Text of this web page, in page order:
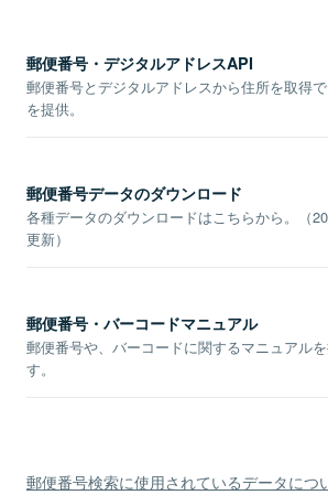
郵便番号・デジタルアドレスAPI
郵便番号とデジタルアドレスから住所を取得
を提供。
郵便番号データのダウンロード
各種データのダウンロードはこちらから。（
更新）
郵便番号・バーコードマニュアル
郵便番号や、バーコードに関するマニュアル
す。
郵便番号検索に使用されているデータにつ